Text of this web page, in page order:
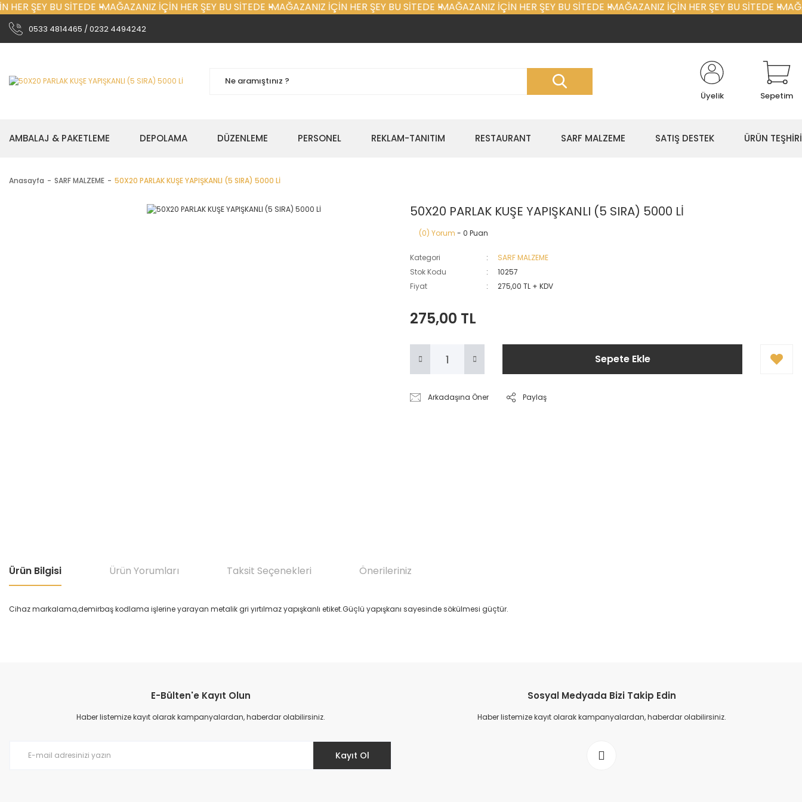
ŞEY BU SİTEDE ! MAĞAZANIZ İÇİN HER ŞEY BU SİTEDE ! MAĞAZANIZ İÇİN HER ŞEY BU SİTEDE ! MAĞAZANIZ İÇİN HER ŞEY BU SİTEDE ! MAĞAZANIZ İÇİN HER ŞEY BU SİTEDE !
0533 4814465 / 0232 4494242
Üyelik Sepetim
AMBALAJ & PAKETLEME DEPOLAMA DÜZENLEME PERSONEL REKLAM-TANITIM RESTAURANT SARF MALZEME SATIŞ DESTEK ÜRÜN TEŞHİRİ
Anasayfa SARF MALZEME 50X20 PARLAK KUŞE YAPIŞKANLI (5 SIRA) 5000 Lİ
50X20 PARLAK KUŞE YAPIŞKANLI (5 SIRA) 5000 Lİ
(0) Yorum - 0 Puan
Kategori
SARF MALZEME
Stok Kodu
10257
Fiyat
275,00 TL + KDV
275,00 TL
Sepete Ekle
Arkadaşına Öner Paylaş
Ürün Bilgisi Ürün Yorumları Taksit Seçenekleri Önerileriniz
Cihaz markalama,demirbaş kodlama işlerine yarayan metalik gri yırtılmaz yapışkanlı etiket.Güçlü yapışkanı sayesinde sökülmesi güçtür.
Ürün resmi kalitesiz, bozuk veya görüntülenemiyor.
Ürün açıklamasında eksik bilgiler bulunuyor.
E-Bülten'e Kayıt Olun
Haber listemize kayıt olarak kampanyalardan, haberdar olabilirsiniz.
Kayıt Ol
Sosyal Medyada Bizi Takip Edin
Haber listemize kayıt olarak kampanyalardan, haberdar olabilirsiniz.